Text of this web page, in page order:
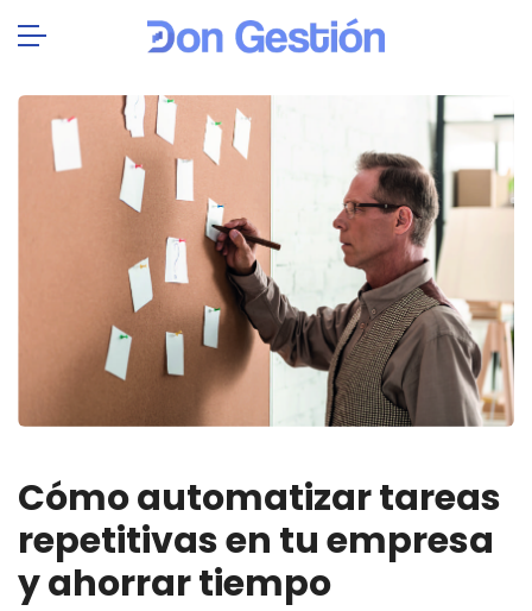
Cómo automatizar tareas
repetitivas en tu empresa
y ahorrar tiempo